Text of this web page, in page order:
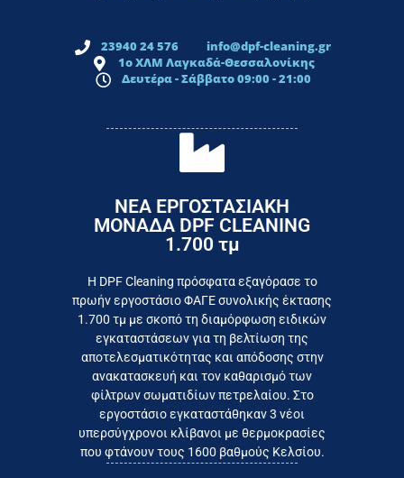
23940 24 576
info@dpf-cleaning.gr
1ο ΧΛΜ Λαγκαδά-Θεσσαλονίκης
Δευτέρα - Σάββατο 09:00 - 21:00
ΝΕΑ ΕΡΓΟΣΤΑΣΙΑΚΗ
ΜΟΝΑΔΑ DPF CLEANING
1.700 τμ
Η DPF Cleaning πρόσφατα εξαγόρασε το
πρωήν εργοστάσιο ΦΑΓΕ συνολικής έκτασης
1.700 τμ με σκοπό τη διαμόρφωση ειδικών
εγκαταστάσεων για τη βελτίωση της
αποτελεσματικότητας και απόδοσης στην
ανακατασκευή και τον καθαρισμό των
φίλτρων σωματιδίων πετρελαίου. Στο
εργοστάσιο εγκαταστάθηκαν 3 νέοι
υπερσύγχρονοι κλίβανοι με θερμοκρασίες
που φτάνουν τους 1600 βαθμούς Κελσίου.
Εργαζόμαστε καθημερινά για
το συμφέρον του τελικού
καταναλωτή